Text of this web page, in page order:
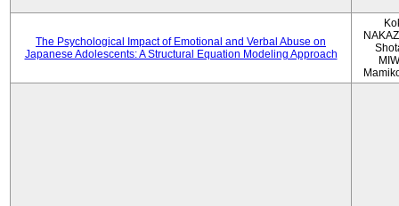
The Psychological Impact of Emotional and Verbal Abuse on
Japanese Adolescents: A Structural Equation Modeling Approach